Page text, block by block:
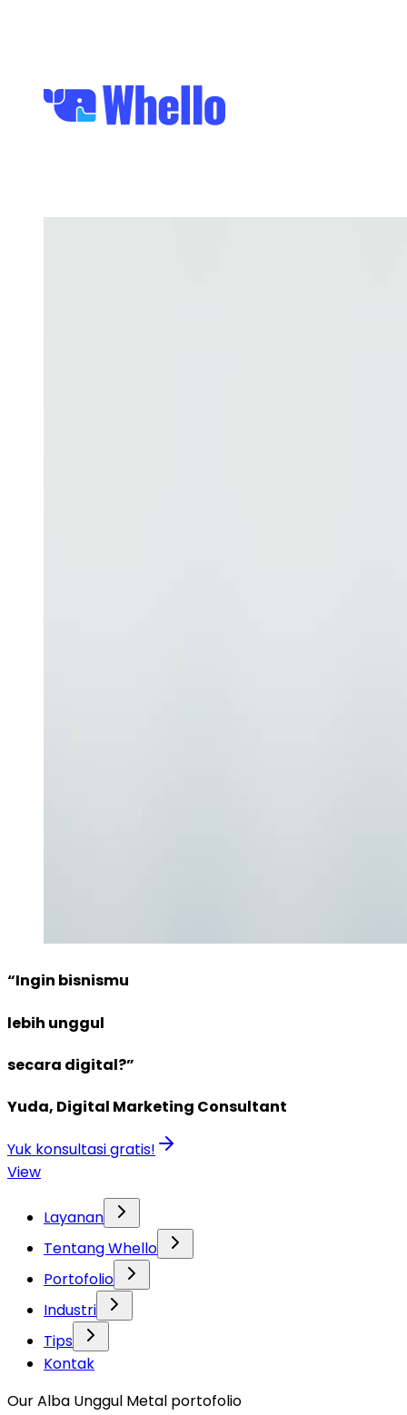
“Ingin bisnismu
lebih unggul
secara digital?”
Yuda, Digital Marketing Consultant
Yuk konsultasi gratis!
View
Layanan
Tentang Whello
Portofolio
Industri
Tips
Kontak
Our Alba Unggul Metal portofolio